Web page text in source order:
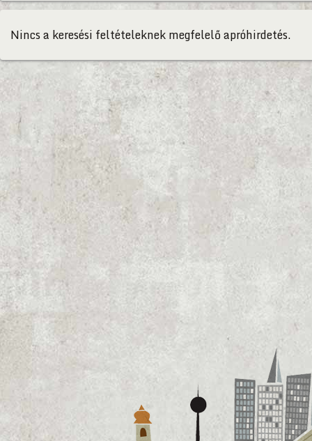
Nincs a keresési feltételeknek megfelelő apróhirdetés.